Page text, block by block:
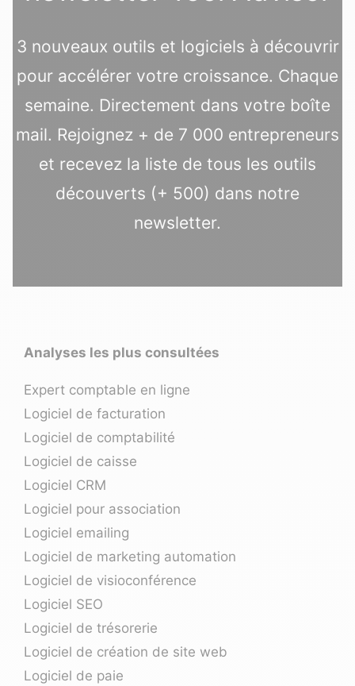
3 nouveaux outils et logiciels à découvrir
pour accélérer votre croissance. Chaque
semaine. Directement dans votre boîte
mail. Rejoignez + de 7 000 entrepreneurs
et recevez la liste de tous les outils
découverts (+ 500) dans notre
newsletter.
Analyses les plus consultées
Expert comptable en ligne
Logiciel de facturation
Logiciel de comptabilité
Logiciel de caisse
Logiciel CRM
Logiciel pour association
Logiciel emailing
Logiciel de marketing automation
Logiciel de visioconférence
Logiciel SEO
Logiciel de trésorerie
Logiciel de création de site web
Logiciel de paie